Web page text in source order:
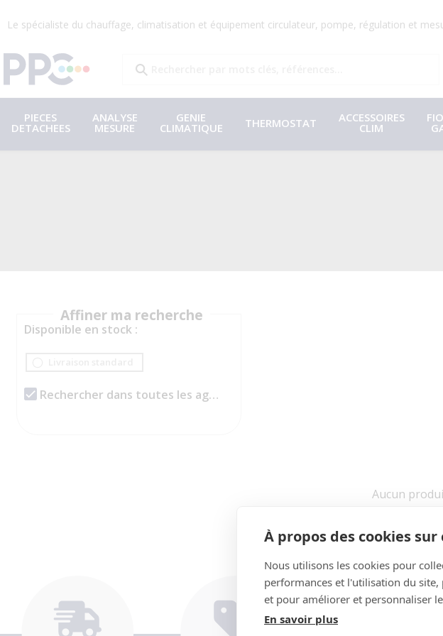
Le spécialiste du chauffage, climatisation et équipement circulateur, pompe, régulation et
PIECES
DETACHEES
ANALYSE
MESURE
GENIE
CLIMATIQUE THERMOSTAT ACCESSOIRES
CLIM
Affiner ma recherche
Disponible en stock :
Rechercher dans toutes les agences
Aucun
À propos des cookies sur
Nous utilisons les cookies pour
performances et l'utilisation du
et pour améliorer et personnaliser
En savoir plus